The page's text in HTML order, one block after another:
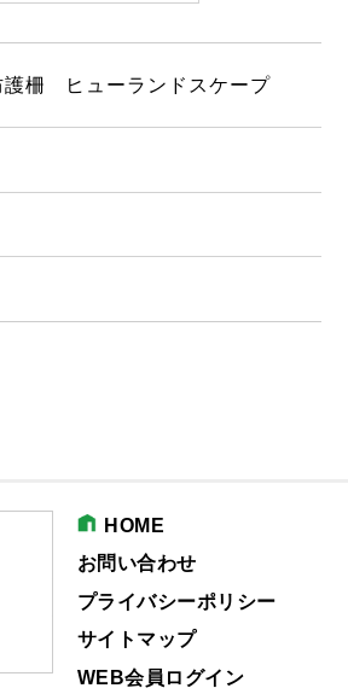
護柵 ヒューランドスケープ
HOME
お問い合わせ
プライバシーポリシー
サイトマップ
WEB会員ログイン